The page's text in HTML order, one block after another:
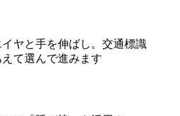
ヤと手を伸ばし。交通標識
て選んで進みます